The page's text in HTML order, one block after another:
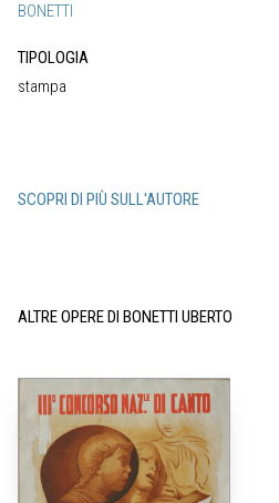
BONETTI
TIPOLOGIA
stampa
SCOPRI DI PIÙ SULL'AUTORE
ALTRE OPERE DI BONETTI UBERTO